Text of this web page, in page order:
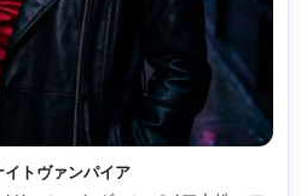
イトヴァンパイア